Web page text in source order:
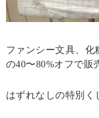
ファンシー文具、化
の40〜80%オフで販
はずれなしの特別く